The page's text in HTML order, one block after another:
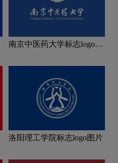
南京中医药大学标志logo图
洛阳理工学院标志logo图片